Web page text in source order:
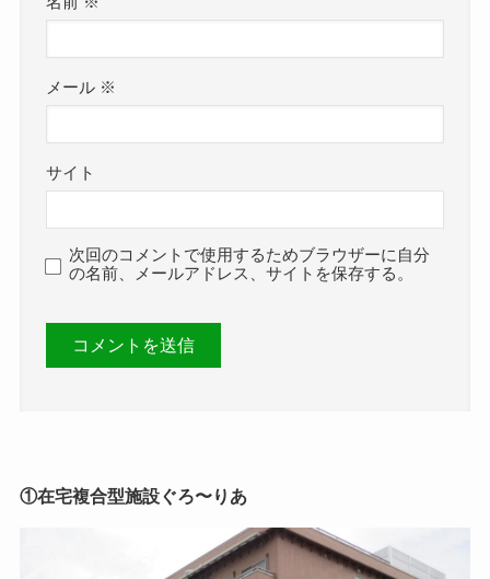
メール ※
サイト
次回のコメントで使用するためブラウザーに自分
の名前、メールアドレス、サイトを保存する。
①在宅複合型施設ぐろ〜りあ